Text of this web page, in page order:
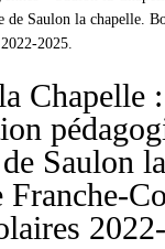
de Saulon la chapelle.
2025.
Chapelle :
Saulon
Franche-